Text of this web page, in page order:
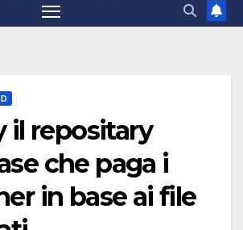
il repositary
che paga i
in base ai file